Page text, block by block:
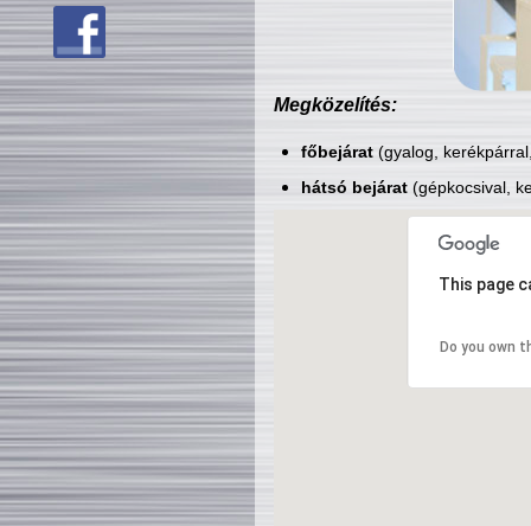
Megközelítés:
főbejárat(gyalog,
hátsó bejárat(gépkocsival,
This page
Do you own